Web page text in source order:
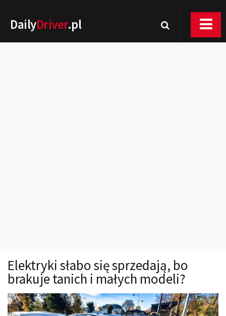
DailyDriver.pl
Technika jazdy
Oświetlenie
Kalkulatory
Elektryki słabo się sprzedają, bo
brakuje tanich i małych modeli?